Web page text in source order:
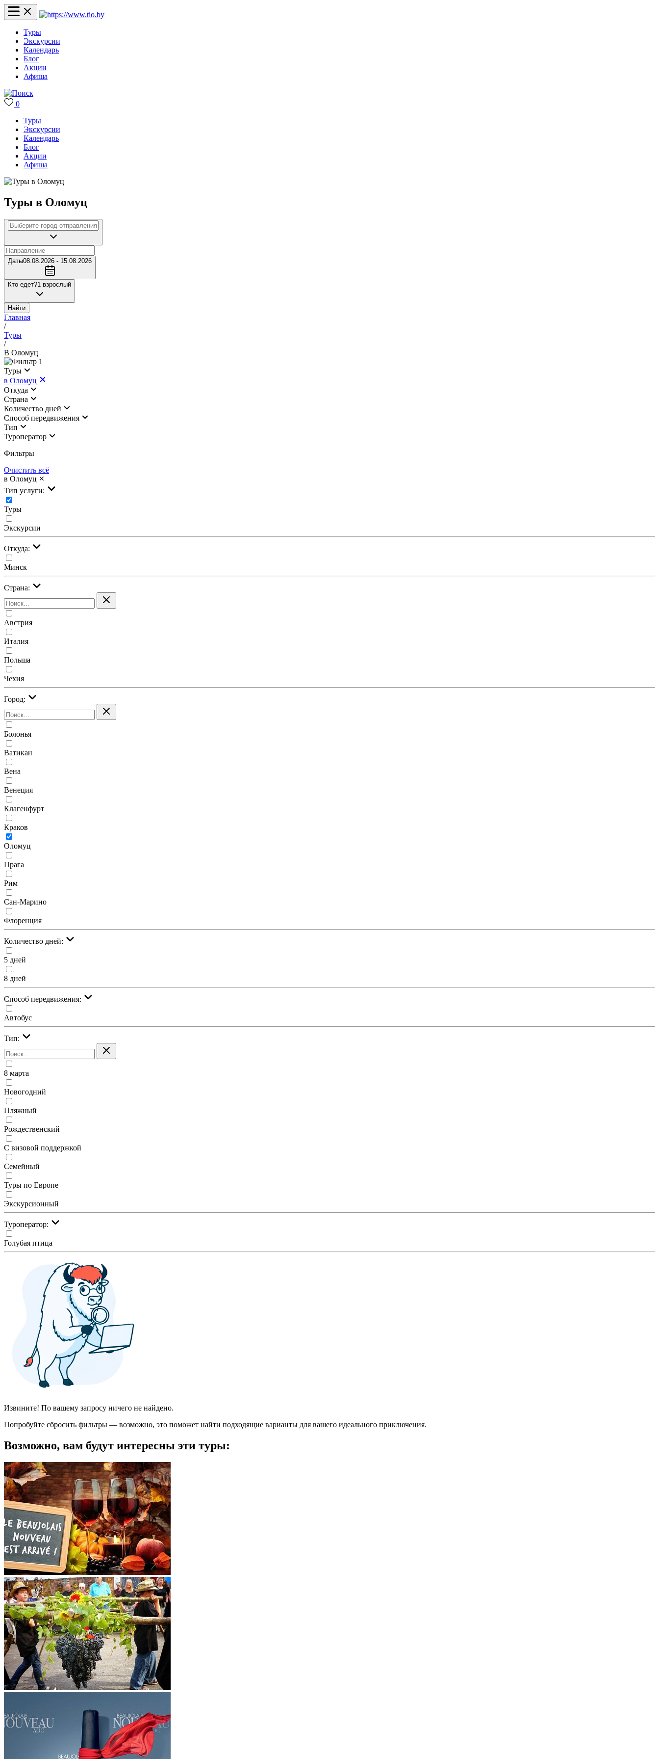
Туры
Экскурсии
Календарь
Блог
Акции
Афиша
0
Туры
Экскурсии
Календарь
Блог
Акции
Афиша
Туры в Оломуц
Даты08.08.2026 - 15.08.2026
Кто едет?1 взрослый
Найти
Главная
/
Туры
/
В Оломуц
1
Туры
в Оломуц
Откуда
Страна
Количество дней
Cпособ передвижения
Тип
Туроператор
Фильтры
Очистить всё
в Оломуц
Тип услуги:
Туры
Экскурсии
Откуда:
Минск
Страна:
Австрия
Италия
Польша
Чехия
Город:
Болонья
Ватикан
Вена
Венеция
Клагенфурт
Краков
Оломуц
Прага
Рим
Сан-Марино
Флоренция
Количество дней:
5 дней
8 дней
Cпособ передвижения:
Автобус
Тип:
8 марта
Новогодний
Пляжный
Рождественский
С визовой поддержкой
Семейный
Туры по Европе
Экскурсионный
Туроператор:
Голубая птица
Извините! По вашему запросу ничего не найдено.
Попробуйте сбросить фильтры — возможно, это поможет найти подходящие варианты для вашего идеального приключения.
Возможно, вам будут интересны эти туры: